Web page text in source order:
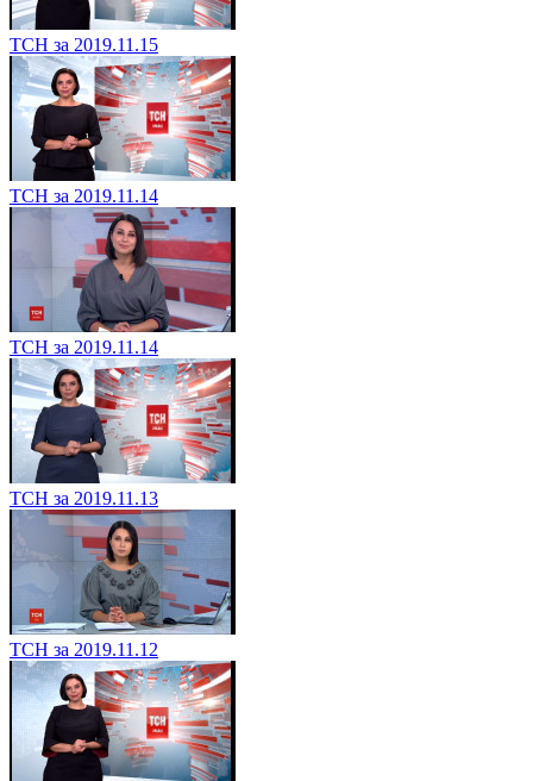
ТСН за 2019.11.15
ТСН за 2019.11.14
ТСН за 2019.11.14
ТСН за 2019.11.13
ТСН за 2019.11.12